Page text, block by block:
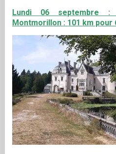
Lundi 06 septembre :
Montmorillon : 101 km pour